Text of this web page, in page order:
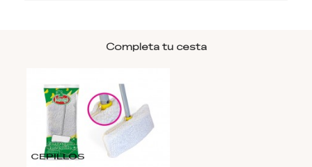
Completa tu cesta
CEPILLOS